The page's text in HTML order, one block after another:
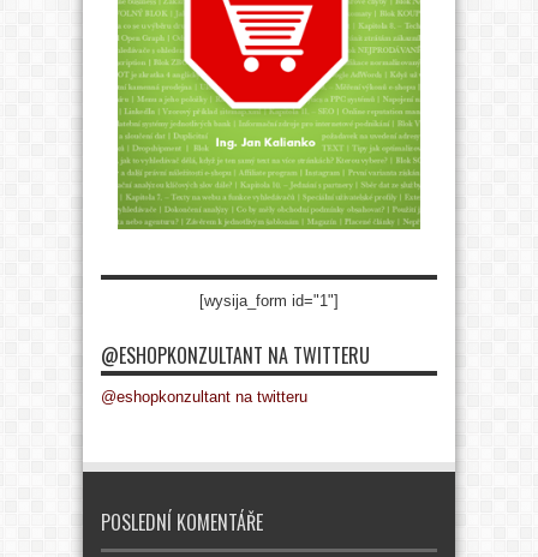
[wysija_form id="1"]
@ESHOPKONZULTANT NA TWITTERU
@eshopkonzultant na twitteru
POSLEDNÍ KOMENTÁŘE